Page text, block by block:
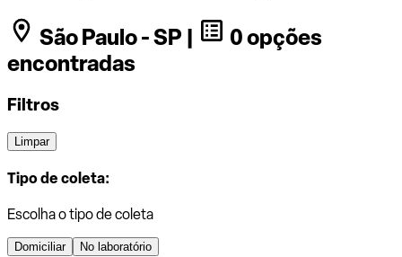
São Paulo - SP |
0 opções
encontradas
Filtros
Limpar
Tipo de coleta:
Escolha o tipo de coleta
Domiciliar No laboratório